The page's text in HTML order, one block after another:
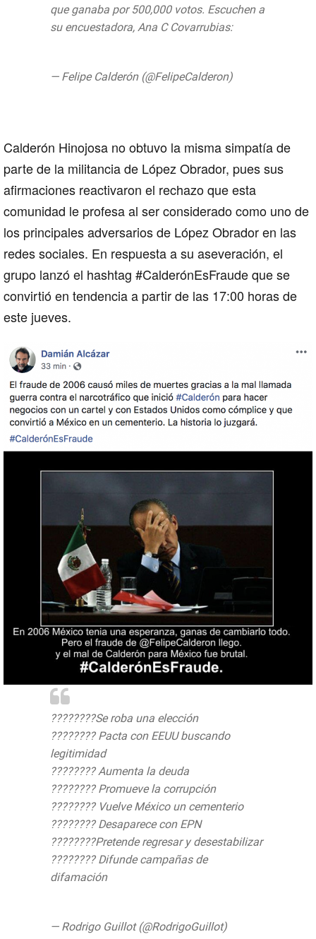
que ganaba por 500,000 votos. Escuchen a
su encuestadora, Ana C Covarrubias:
— Felipe Calderón (@FelipeCalderon)
Calderón Hinojosa no obtuvo la misma simpatía de
parte de la militancia de López Obrador, pues sus
afirmaciones reactivaron el rechazo que esta
comunidad le profesa al ser considerado como uno de
los principales adversarios de López Obrador en las
redes sociales. En respuesta a su aseveración, el
grupo lanzó el hashtag #CalderónEsFraude que se
convirtió en tendencia a partir de las 17:00 horas de
este jueves.
????????Se roba una elección
???????? Pacta con EEUU buscando
legitimidad
???????? Aumenta la deuda
???????? Promueve la corrupción
???????? Vuelve México un cementerio
???????? Desaparece con EPN
????????Pretende regresar y desestabilizar
???????? Difunde campañas de
difamación#CalderónEsFraude
— Rodrigo Guillot (@RodrigoGuillot)